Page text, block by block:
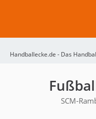
Handballecke.de - Das
SCM-